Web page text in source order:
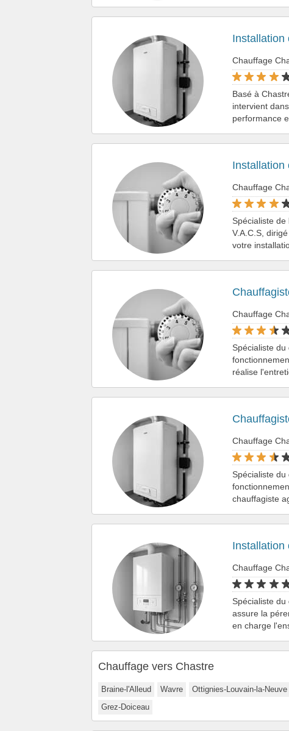
Installation
Chauffage
Basé à
intervient
performance
Installation
Chauffage
Spécialiste
V.A.C.S,
votre
Chauffage
Spécialiste
réalise
Chauffage
Spécialiste
chauffagiste
Installation
Chauffage
Spécialiste
assure la
en charge
Chauffage vers Chastre
Braine-l'Alleud Wavre Ottignies-Louvain-la-Neuve
Grez-Doiceau